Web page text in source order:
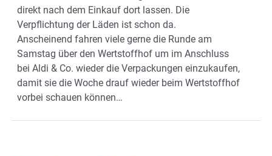
direkt nach dem Einkauf dort lassen. Die
Verpflichtung der Läden ist schon da.
Anscheinend fahren viele gerne die Runde am
Samstag über den Wertstoffhof um im Anschluss
bei Aldi & Co. wieder die Verpackungen einzukaufen,
damit sie die Woche drauf wieder beim Wertstoffhof
vorbei schauen können…